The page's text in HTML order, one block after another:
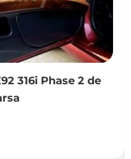
316i Phase 2 de